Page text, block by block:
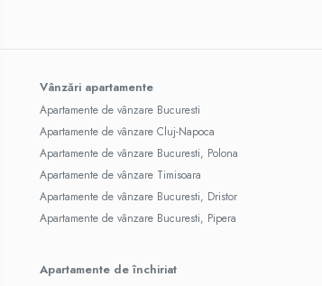
Vânzări apartamente
Apartamente de vânzare Bucuresti
Apartamente de vânzare Cluj-Napoca
Apartamente de vânzare Bucuresti, Polona
Apartamente de vânzare Timisoara
Apartamente de vânzare Bucuresti, Dristor
Apartamente de vânzare Bucuresti, Pipera
Apartamente de închiriat